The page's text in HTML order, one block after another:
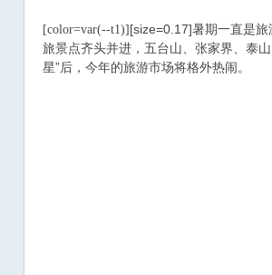
[color=var(--t1)] [size=0.17]暑期一直是
旅景点齐头并进，五台山、张家界、泰
星”后，今年的旅游市场将格外热闹。